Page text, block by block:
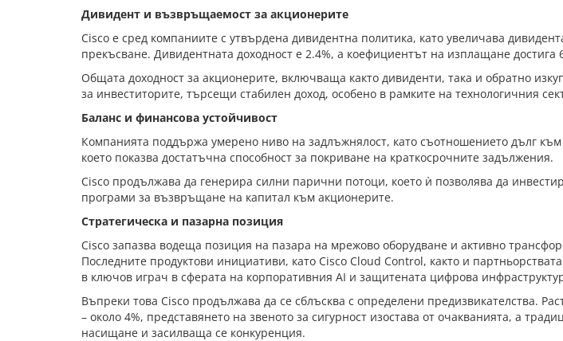
Дивидент и възвръщаемост за акционерите
Cisco е сред компаниите с утвърдена дивидентна политика, като увеличава
прекъсване. Дивидентната доходност е 2.4%, а коефициентът на изплащане достига
Общата доходност за акционерите, включваща както дивиденти, така и обратно
за инвеститорите, търсещи стабилен доход, особено в рамките на технологичния
Баланс и финансова устойчивост
Компанията поддържа умерено ниво на задлъжнялост, като съотношението дълг
което показва достатъчна способност за покриване на краткосрочните задължения.
Cisco продължава да генерира силни парични потоци, което ѝ позволява да
програми за възвръщане на капитал към акционерите.
Стратегическа и пазарна позиция
Cisco запазва водеща позиция на пазара на мрежово оборудване и активно
Последните продуктови инициативи, като Cisco Cloud Control, както и
в ключов играч в сферата на корпоративния AI и защитената цифрова
Въпреки това Cisco продължава да се сблъсква с определени предизвикателства.
– около 4%, представянето на звеното за сигурност изостава от очакванията, а
насищане и засилваща се конкуренция.